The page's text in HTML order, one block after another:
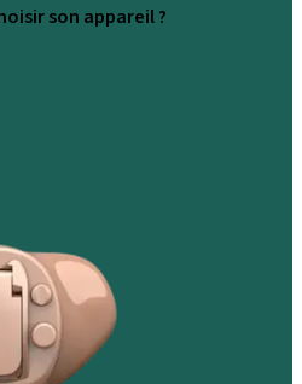
son appareil ?